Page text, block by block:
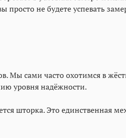
не будете успевать
Мы сами часто охотимся в
уровня надёжности.
шторка. Это единственная